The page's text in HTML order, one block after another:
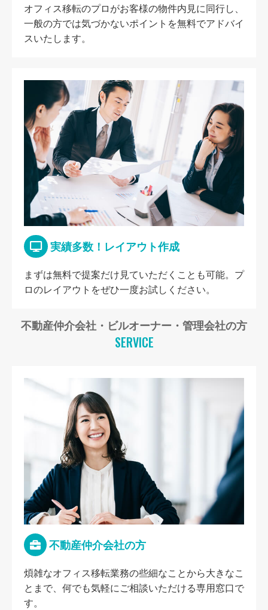
オフィス移転のプロがお客様の物件内見に同行し、
一般の方では気づかないポイントを無料でアドバイ
スいたします。
実績多数！レイアウト作成
まずは無料で提案だけ見ていただくことも可能。プ
ロのレイアウトをぜひ一度お試しください。
不動産仲介会社・ビルオーナー・管理会社の方
SERVICE
不動産仲介会社の方
煩雑なオフィス移転業務の些細なことから大きなこ
とまで、何でも気軽にご相談いただける専用窓口で
す。